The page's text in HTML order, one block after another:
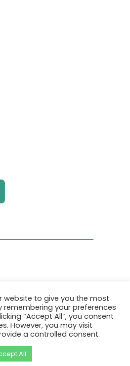
financiación del
e innovación
Unión Europea en virtud
No. 101036418.
website to give you the most
remembering your preferences
“Accept All”, you consent
However, you may visit
a controlled consent.
All